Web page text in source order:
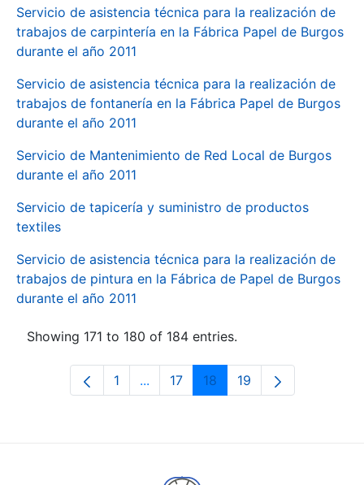
Servicio de asistencia técnica para la realización de
trabajos de carpintería en la Fábrica Papel de Burgos
durante el año 2011
Servicio de asistencia técnica para la realización de
trabajos de fontanería en la Fábrica Papel de Burgos
durante el año 2011
Servicio de Mantenimiento de Red Local de Burgos
durante el año 2011
Servicio de tapicería y suministro de productos
textiles
Servicio de asistencia técnica para la realización de
trabajos de pintura en la Fábrica de Papel de Burgos
durante el año 2011
Showing 171 to 180 of 184 entries.
Page
1 ...Intermediate Pages Use TAB to
Page
17 Page
18 Page
19